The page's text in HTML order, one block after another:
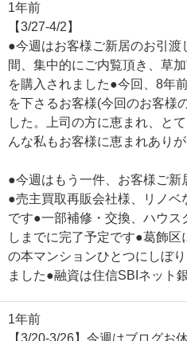
1年前
【3/27-4/2】
●今週はお客様ご新居のお引渡
間、集中的にご内覧頂き、草
を購入されました●今回、8年
を下さるお客様(今回のお客様
した。上司の方に恵まれ、と
んな私もお客様に恵まれありが
●今週はもう一件、お客様ご新
●売主買取再販会社様、リノ
です●一部補修・交換、ハウ
しまでに完了予定です●葛飾
の本マンションひとつにしぼ
ました●融資は住信SBIネット
1年前